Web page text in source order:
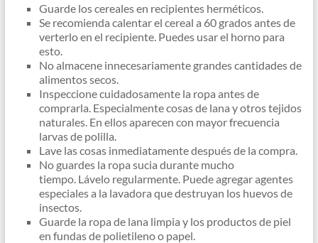
Guarde los cereales en recipientes herméticos.
Se recomienda calentar el cereal a 60 grados antes de
verterlo en el recipiente. Puedes usar el horno para
esto.
No almacene innecesariamente grandes cantidades de
alimentos secos.
Inspeccione cuidadosamente la ropa antes de
comprarla. Especialmente cosas de lana y otros tejidos
naturales. En ellos aparecen con mayor frecuencia
larvas de polilla.
Lave las cosas inmediatamente después de la compra.
No guardes la ropa sucia durante mucho
tiempo. Lávelo regularmente. Puede agregar agentes
especiales a la lavadora que destruyan los huevos de
insectos.
Guarde la ropa de lana limpia y los productos de piel
en fundas de polietileno o papel.